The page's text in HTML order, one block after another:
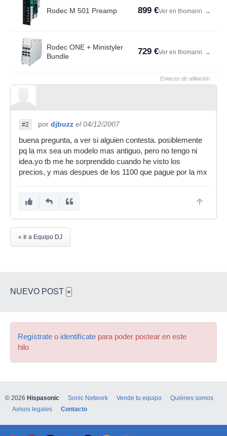
Rodec M 501 Preamp 899 €Ver en thomann →
Rodec ONE + Ministyler
Bundle
729 €Ver en thomann →
Enlaces de afiliación
#2 por djbuzz el 04/12/2007
buena pregunta, a ver si alguien contesta. posiblemente
pq la mx sea un modelo mas antiguo, pero no tengo ni
idea.yo tb me he sorprendido cuando he visto los
precios, y mas despues de los 1100 que pague por la mx
« Ir a Equipo DJ
NUEVO POST ×
Regístrate o identifícate para poder postear en este
hilo
© 2026 Hispasonic Sonic Network Vende tu equipo
Quiénes somos
Avisos legales
Contacto